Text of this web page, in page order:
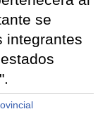
se
integrantes